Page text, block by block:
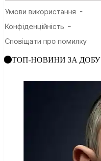
ТОП-НОВИНИ ЗА ДОБУ